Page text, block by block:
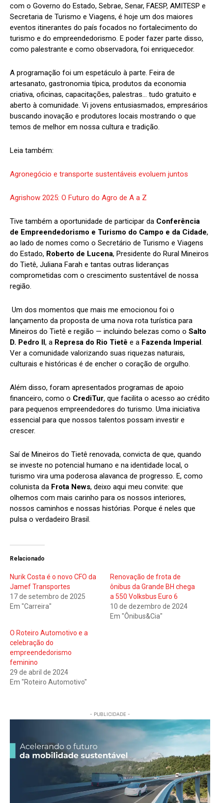
com o Governo do Estado, Sebrae, Senar, FAESP, AMITESP e
Secretaria de Turismo e Viagens, é hoje um dos maiores
eventos itinerantes do país focados no fortalecimento do
turismo e do empreendedorismo. E poder fazer parte disso,
como palestrante e como observadora, foi enriquecedor.
A programação foi um espetáculo à parte. Feira de
artesanato, gastronomia típica, produtos da economia
criativa, oficinas, capacitações, palestras… tudo gratuito e
aberto à comunidade. Vi jovens entusiasmados, empresários
buscando inovação e produtores locais mostrando o que
temos de melhor em nossa cultura e tradição.
Leia também:
Agronegócio e transporte sustentáveis evoluem juntos
Agrishow 2025: O Futuro do Agro de A a Z
Tive também a oportunidade de participar da Conferência
de Empreendedorismo e Turismo do Campo e da Cidade,
ao lado de nomes como o Secretário de Turismo e Viagens
do Estado, Roberto de Lucena, Presidente do Rural Mineiros
do Tietê, Juliana Farah e tantas outras lideranças
comprometidas com o crescimento sustentável de nossa
região.
Um dos momentos que mais me emocionou foi o
lançamento da proposta de uma nova rota turística para
Mineiros do Tietê e região — incluindo belezas como o Salto
D. Pedro II, a Represa do Rio Tietê e a Fazenda Imperial.
Ver a comunidade valorizando suas riquezas naturais,
culturais e históricas é de encher o coração de orgulho.
Além disso, foram apresentados programas de apoio
financeiro, como o CrediTur, que facilita o acesso ao crédito
para pequenos empreendedores do turismo. Uma iniciativa
essencial para que nossos talentos possam investir e
crescer.
Saí de Mineiros do Tietê renovada, convicta de que, quando
se investe no potencial humano e na identidade local, o
turismo vira uma poderosa alavanca de progresso. E, como
colunista da Frota News, deixo aqui meu convite: que
olhemos com mais carinho para os nossos interiores,
nossos caminhos e nossas histórias. Porque é neles que
pulsa o verdadeiro Brasil.
Relacionado
Nurik Costa é o novo CFO da
Jamef Transportes
17 de setembro de 2025
Em "Carreira"
Renovação de frota de
ônibus da Grande BH chega
a 550 Volksbus Euro 6
10 de dezembro de 2024
Em "Ônibus&Cia"
O Roteiro Automotivo e a
celebração do
empreendedorismo
feminino
29 de abril de 2024
Em "Roteiro Automotivo"
- PUBLICIDADE -